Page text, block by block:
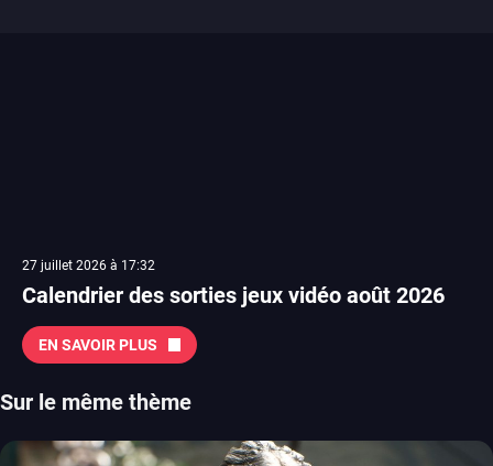
27 juillet 2026 à 17:32
Calendrier des sorties jeux vidéo août 2026
EN SAVOIR PLUS
Sur le même thème